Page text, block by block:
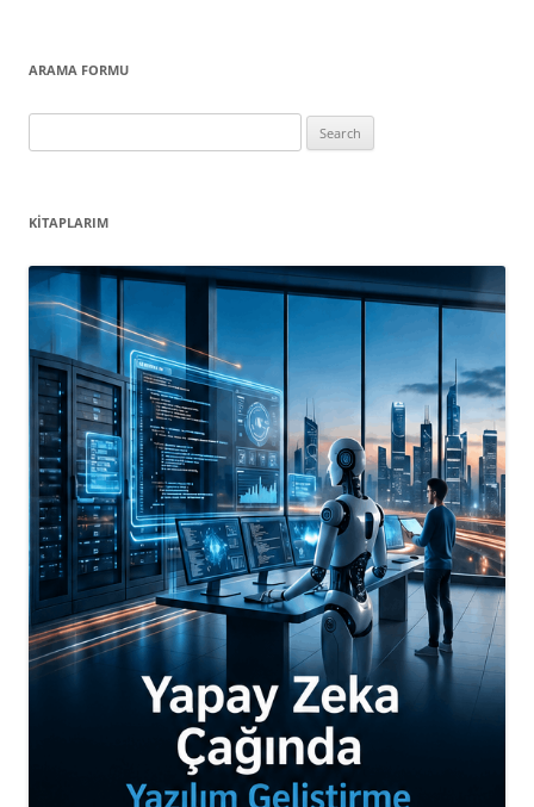
ARAMA FORMU
for:
KITAPLARIM